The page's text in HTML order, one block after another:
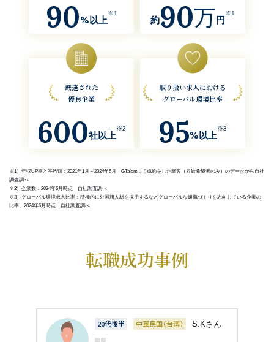
90%以上
※1
約90万 円
※1
厳選された
優良企業
600社以上
※2
取り扱い求人における
グローバル環境比率
95%以上
※3
※1）年収UP率と平均額：2021年1月～2024年6月 GTalentにて成約をした顧客（昇給希望者のみ）のデータから自社
調査調べ
※2）企業数：2024年6月時点 自社調査調べ
※3）グローバル環境求人比率：積極的に外国籍人材を採用するなどグローバルな組織づくりを志向している企業の
比率、2024年6月時点 自社調査調べ
転職成功事例
20代後半 中華民国（台湾） S.Kさん